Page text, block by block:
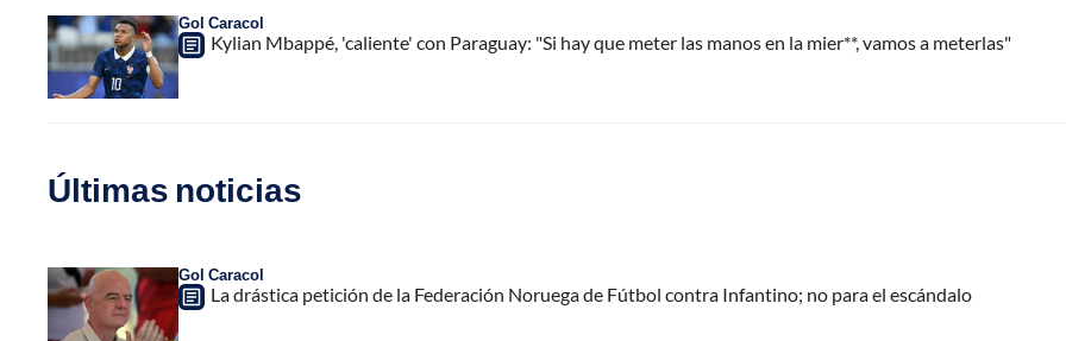
Gol Caracol
Kylian Mbappé, 'caliente' con Paraguay: "Si hay que meter las manos en la mier**, vamos a meterlas"
Últimas noticias
Gol Caracol
La drástica petición de la Federación Noruega de Fútbol contra Infantino; no para el escándalo